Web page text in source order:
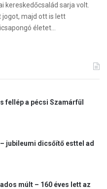
kereskedőcsalád sarja volt.
majd ott is lett
életet…
fellép a pécsi Szamárfül
jubileumi dicsőítő esttel ad
múlt – 160 éves lett az